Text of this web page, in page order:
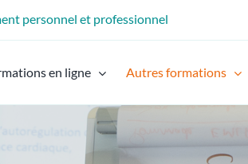
personnel et professionnel
en ligne Autres formations